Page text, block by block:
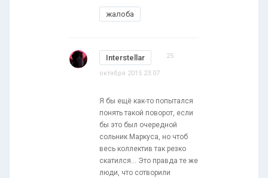
жалоба
Interstellar 25
октября 2015 23:07
Я бы ещё как-то попытался
понять такой поворот, если
бы это был очередной
сольник Маркуса, но чтоб
весь коллектив так резко
скатился... Это правда те же
люди, что сотворили